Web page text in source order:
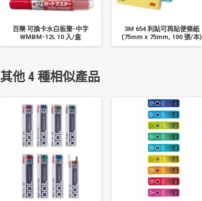
百樂 可換卡水白板筆-中字
WMBM-12L 10 入/盒
3M 654 利貼可再貼便條紙
(75mm x 75mm, 100 張/本)
其他 4 種相似產品